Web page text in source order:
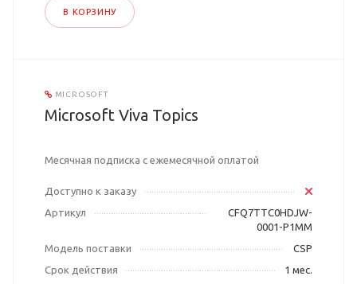
В КОРЗИНУ
MICROSOFT
Microsoft Viva Topics
Месячная подписка с ежемесячной оплатой
Доступно к заказу
Артикул
CFQ7TTC0HDJW-
0001-P1MM
Модель поставки
CSP
Срок действия
1 мес.